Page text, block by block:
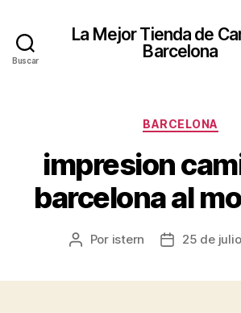
Buscar
La Mejor Tienda de
Barcelona
BARCELONA
impresion
barcelona al
Autor
Por istern
Fecha
25 de